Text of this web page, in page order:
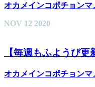
オカメインコポチョンマ
NOV 12 2020
【毎週もふようび
オカメインコポチョンマ